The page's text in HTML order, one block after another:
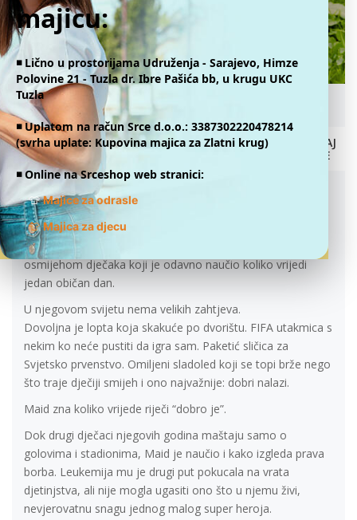
majicu:
◾️ Lično u prostorijama Udruženja - Sarajevo, Himze
Polovine 21 - Tuzla dr. Ibre Pašića bb, u krugu UKC
Tuzla
◾️ Uplatom na račun Srce d.o.o.: 3387302220478214
(svrha uplate: Kupovina majica za Zlatni krug)
◾️ Online na Srceshop web stranici:
👕Majice za odrasle
👕Majica za djecu
DONIRAJ
ONLINE
MAID - SIMBOL KAKO HRABROST NEMA
GODINE
26.05.2026.
Maid Karagić ima osam godina.
Osam proljeća, osam zima, osam rođendanskih svjećica i
dvije velike životne bitke koje ni mnogi odrasli ne bi znali
nositi na svojim leđima. Maid ih nosi tiho, hrabro, sa
osmijehom dječaka koji je odavno naučio koliko vrijedi
jedan običan dan.
U njegovom svijetu nema velikih zahtjeva.
Dovoljna je lopta koja skakuće po dvorištu. FIFA utakmica s
nekim ko neće pustiti da igra sam. Paketić sličica za
Svjetsko prvenstvo. Omiljeni sladoled koji se topi brže nego
što traje dječiji smijeh i ono najvažnije: dobri nalazi.
Maid zna koliko vrijede riječi “dobro je”.
Dok drugi dječaci njegovih godina maštaju samo o
golovima i stadionima, Maid je naučio i kako izgleda prava
borba. Leukemija mu je drugi put pokucala na vrata
djetinjstva, ali nije mogla ugasiti ono što u njemu živi,
nevjerovatnu snagu jednog malog super heroja.